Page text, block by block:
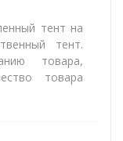
тент на
тент.
товара,
товара